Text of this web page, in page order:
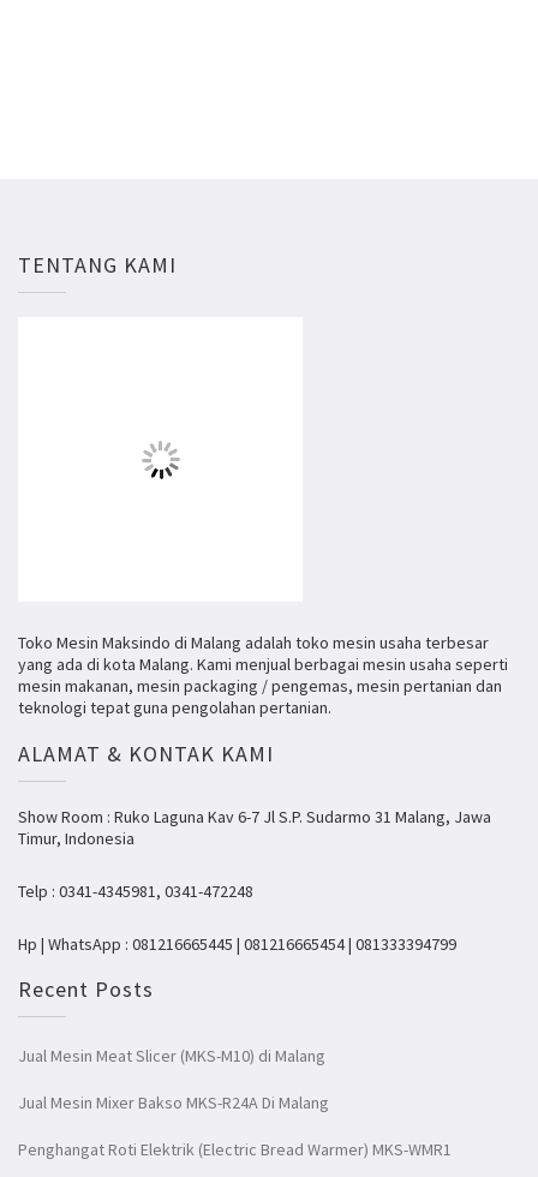
TENTANG KAMI
Toko Mesin Maksindo di Malang adalah toko mesin usaha terbesar
yang ada di kota Malang. Kami menjual berbagai mesin usaha seperti
mesin makanan, mesin packaging / pengemas, mesin pertanian dan
teknologi tepat guna pengolahan pertanian.
ALAMAT & KONTAK KAMI
Show Room : Ruko Laguna Kav 6-7 Jl S.P. Sudarmo 31 Malang, Jawa
Timur, Indonesia
Telp : 0341-4345981, 0341-472248
Hp | WhatsApp : 081216665445 | 081216665454 | 081333394799
Recent Posts
Jual Mesin Meat Slicer (MKS-M10) di Malang
Jual Mesin Mixer Bakso MKS-R24A Di Malang
Penghangat Roti Elektrik (Electric Bread Warmer) MKS-WMR1